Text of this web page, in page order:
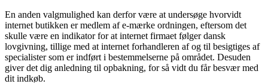
En anden valgmulighed kan derfor være at undersøge hvorvidt
internet butikken er medlem af e-mærke ordningen, eftersom det
skulle være en indikator for at internet firmaet følger dansk
lovgivning, tillige med at internet forhandleren af og til besigtiges af
specialister som er indført i bestemmelserne på området. Desuden
giver det dig anledning til opbakning, for så vidt du får besvær med
dit indkøb.